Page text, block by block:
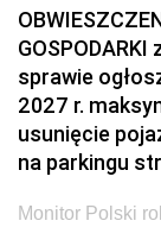
sprawie
2027 r.
usunięcie
na parkingu
Monitor Polski